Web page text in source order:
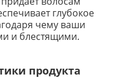
глубокое
чему ваши
и блестящими.
продукта